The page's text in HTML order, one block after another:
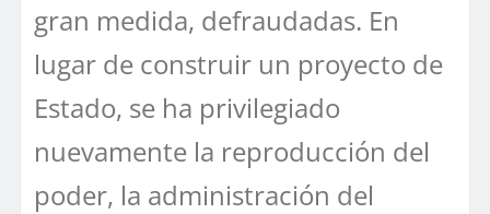
gran medida, defraudadas. En
lugar de construir un proyecto de
Estado, se ha privilegiado
nuevamente la reproducción del
poder, la administración del